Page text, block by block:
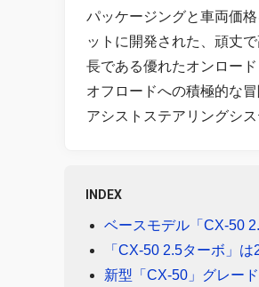
パッケージングと車両価
ットに開発された、頑丈
長である優れたオンロー
オフロードへの積極的な
アシストステアリングシ
INDEX
ベースモデル「CX-50
「CX-50 2.5ターボ」
新型「CX-50」グレー